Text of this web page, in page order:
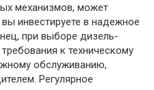
механизмов, может
инвестируете в надежное
при выборе дизель-
к техническому
обслуживанию,
Регулярное